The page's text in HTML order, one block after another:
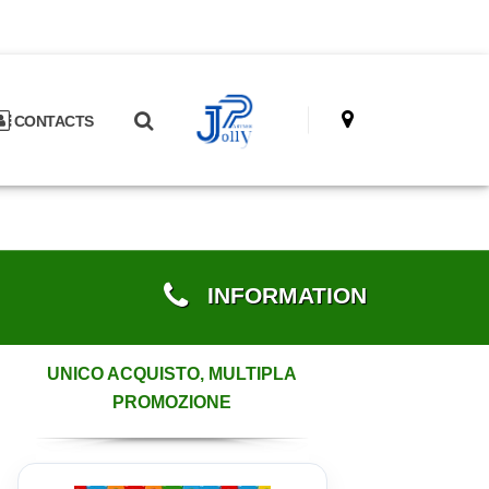
CONTACTS
INFORMATION
UNICO ACQUISTO, MULTIPLA
PROMOZIONE